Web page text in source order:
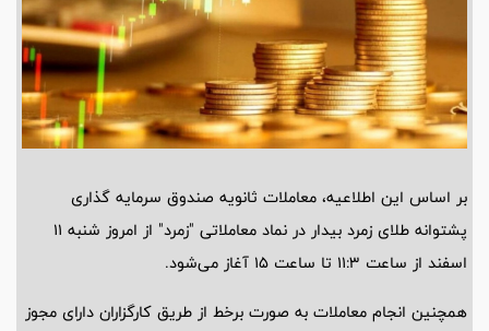
بر اساس این اطلاعیه، معاملات ثانویه صندوق سرمایه گذاری
پشتوانه طلای زمرد بیدار در نماد معاملاتی "زمرد" از امروز شنبه 11
اسفند از ساعت ١١:٣ تا ساعت 15 آغاز می‌شود.
همچنین انجام معاملات به صورت برخط از طریق کارگزاران دارای مجوز